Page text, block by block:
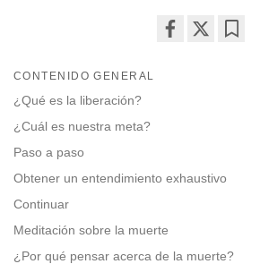
CONTENIDO GENERAL
¿Qué es la liberación?
¿Cuál es nuestra meta?
Paso a paso
Obtener un entendimiento exhaustivo
Continuar
Meditación sobre la muerte
¿Por qué pensar acerca de la muerte?